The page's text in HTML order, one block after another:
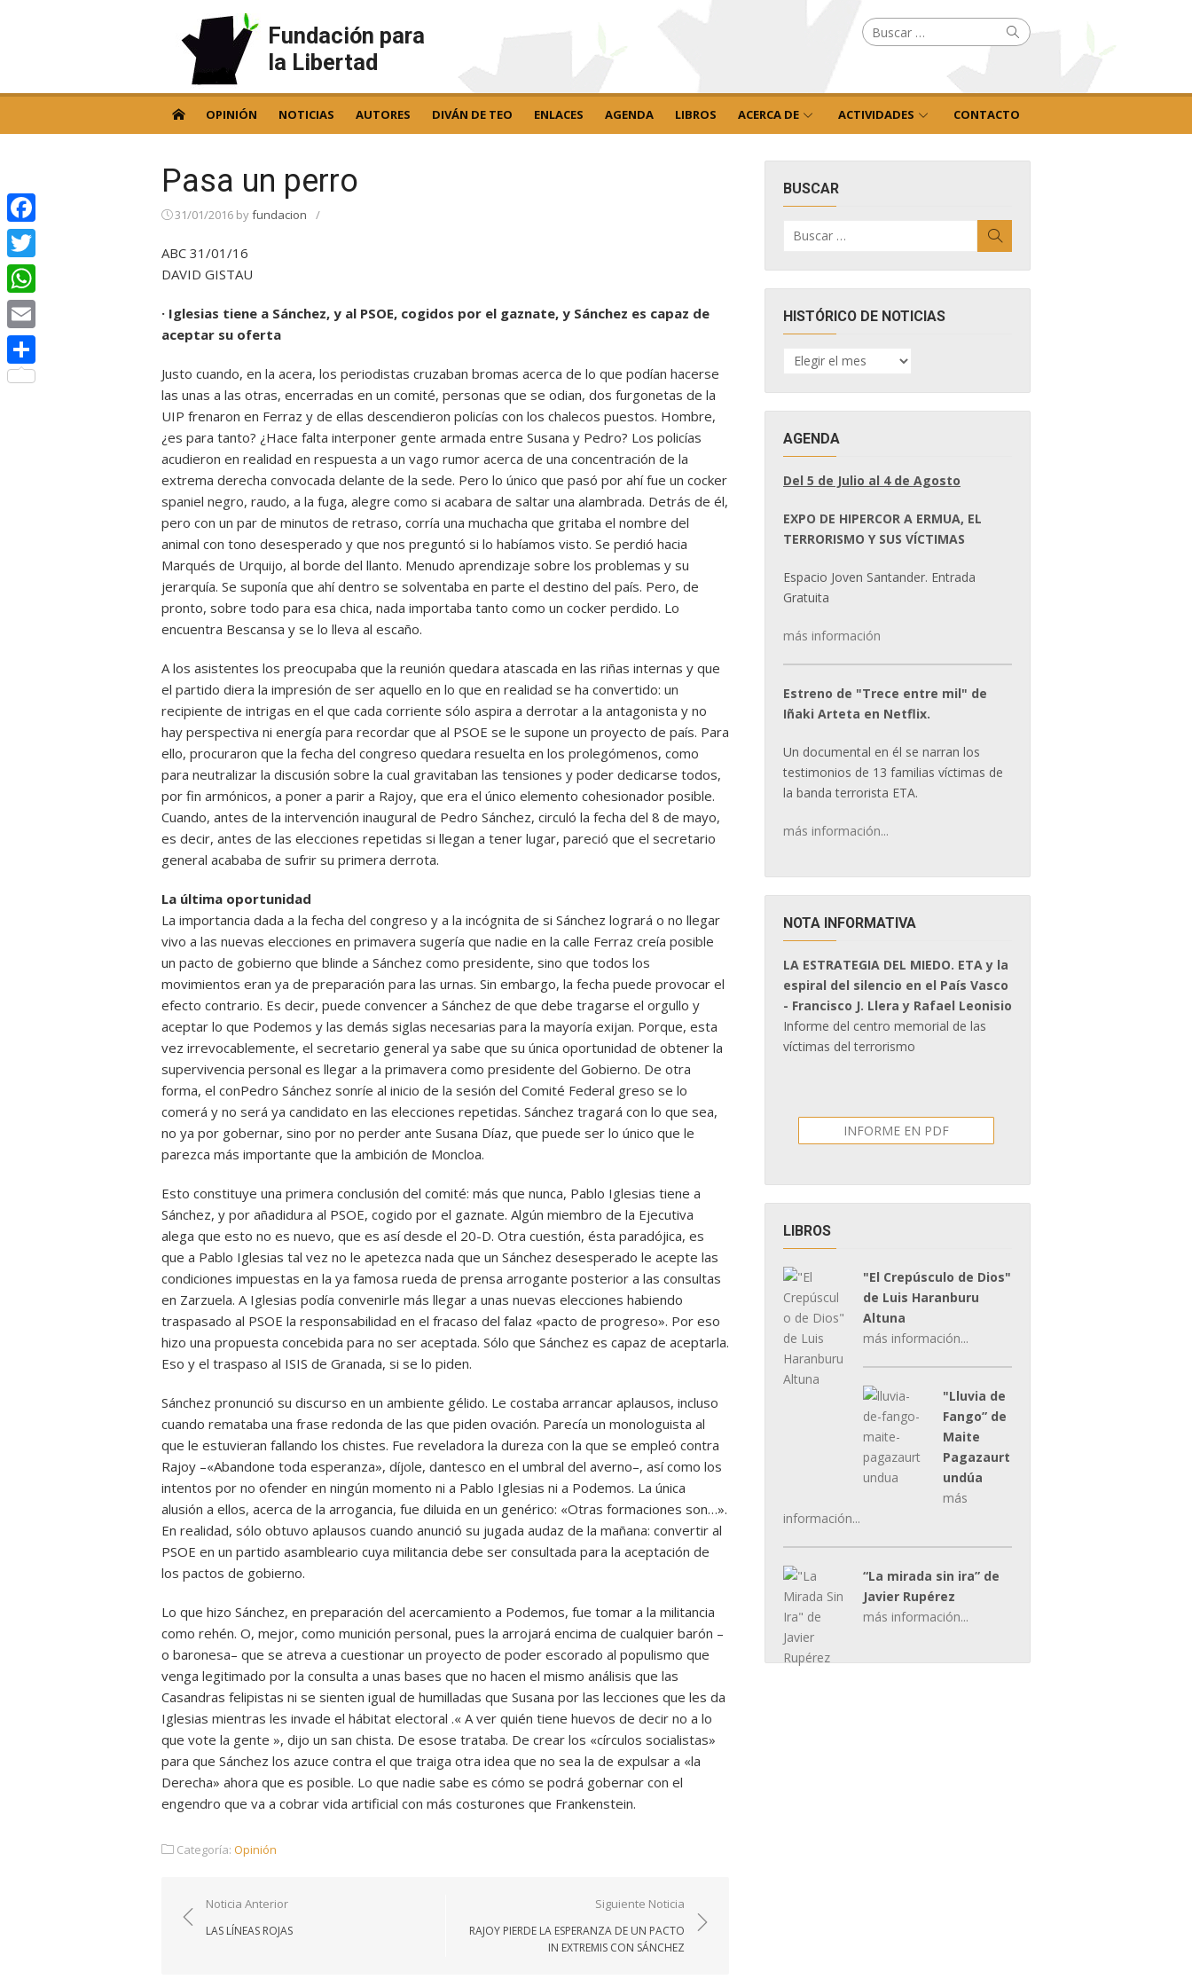
Fundación para
la Libertad
Buscar
por: Buscar
OPINIÓN NOTICIAS AUTORES DIVÁN DE TEO ENLACES AGENDA LIBROS ACERCA DE ACTIVIDADES CONTACTO
Pasa un perro
31/01/2016 byfundacion /
ABC 31/01/16
DAVID GISTAU
· Iglesias tiene a Sánchez, y al PSOE, cogidos por el gaznate, y Sánchez es capaz de
aceptar su oferta
Justo cuando, en la acera, los periodistas cruzaban bromas acerca de lo que podían hacerse
las unas a las otras, encerradas en un comité, personas que se odian, dos furgonetas de la
UIP frenaron en Ferraz y de ellas descendieron policías con los chalecos puestos. Hombre,
¿es para tanto? ¿Hace falta interponer gente armada entre Susana y Pedro? Los policías
acudieron en realidad en respuesta a un vago rumor acerca de una concentración de la
extrema derecha convocada delante de la sede. Pero lo único que pasó por ahí fue un cocker
spaniel negro, raudo, a la fuga, alegre como si acabara de saltar una alambrada. Detrás de él,
pero con un par de minutos de retraso, corría una muchacha que gritaba el nombre del
animal con tono desesperado y que nos preguntó si lo habíamos visto. Se perdió hacia
Marqués de Urquijo, al borde del llanto. Menudo aprendizaje sobre los problemas y su
jerarquía. Se suponía que ahí dentro se solventaba en parte el destino del país. Pero, de
pronto, sobre todo para esa chica, nada importaba tanto como un cocker perdido. Lo
encuentra Bescansa y se lo lleva al escaño.
A los asistentes los preocupaba que la reunión quedara atascada en las riñas internas y que
el partido diera la impresión de ser aquello en lo que en realidad se ha convertido: un
recipiente de intrigas en el que cada corriente sólo aspira a derrotar a la antagonista y no
hay perspectiva ni energía para recordar que al PSOE se le supone un proyecto de país. Para
ello, procuraron que la fecha del congreso quedara resuelta en los prolegómenos, como
para neutralizar la discusión sobre la cual gravitaban las tensiones y poder dedicarse todos,
por fin armónicos, a poner a parir a Rajoy, que era el único elemento cohesionador posible.
Cuando, antes de la intervención inaugural de Pedro Sánchez, circuló la fecha del 8 de mayo,
es decir, antes de las elecciones repetidas si llegan a tener lugar, pareció que el secretario
general acababa de sufrir su primera derrota.
La última oportunidad
La importancia dada a la fecha del congreso y a la incógnita de si Sánchez logrará o no llegar
vivo a las nuevas elecciones en primavera sugería que nadie en la calle Ferraz creía posible
un pacto de gobierno que blinde a Sánchez como presidente, sino que todos los
movimientos eran ya de preparación para las urnas. Sin embargo, la fecha puede provocar el
efecto contrario. Es decir, puede convencer a Sánchez de que debe tragarse el orgullo y
aceptar lo que Podemos y las demás siglas necesarias para la mayoría exijan. Porque, esta
vez irrevocablemente, el secretario general ya sabe que su única oportunidad de obtener la
supervivencia personal es llegar a la primavera como presidente del Gobierno. De otra
forma, el conPedro Sánchez sonríe al inicio de la sesión del Comité Federal greso se lo
comerá y no será ya candidato en las elecciones repetidas. Sánchez tragará con lo que sea,
no ya por gobernar, sino por no perder ante Susana Díaz, que puede ser lo único que le
parezca más importante que la ambición de Moncloa.
Esto constituye una primera conclusión del comité: más que nunca, Pablo Iglesias tiene a
Sánchez, y por añadidura al PSOE, cogido por el gaznate. Algún miembro de la Ejecutiva
alega que esto no es nuevo, que es así desde el 20-D. Otra cuestión, ésta paradójica, es
que a Pablo Iglesias tal vez no le apetezca nada que un Sánchez desesperado le acepte las
condiciones impuestas en la ya famosa rueda de prensa arrogante posterior a las consultas
en Zarzuela. A Iglesias podía convenirle más llegar a unas nuevas elecciones habiendo
traspasado al PSOE la responsabilidad en el fracaso del falaz «pacto de progreso». Por eso
hizo una propuesta concebida para no ser aceptada. Sólo que Sánchez es capaz de aceptarla.
Eso y el traspaso al ISIS de Granada, si se lo piden.
Sánchez pronunció su discurso en un ambiente gélido. Le costaba arrancar aplausos, incluso
cuando remataba una frase redonda de las que piden ovación. Parecía un monologuista al
que le estuvieran fallando los chistes. Fue reveladora la dureza con la que se empleó contra
Rajoy –«Abandone toda esperanza», díjole, dantesco en el umbral del averno–, así como los
intentos por no ofender en ningún momento ni a Pablo Iglesias ni a Podemos. La única
alusión a ellos, acerca de la arrogancia, fue diluida en un genérico: «Otras formaciones son…».
En realidad, sólo obtuvo aplausos cuando anunció su jugada audaz de la mañana: convertir al
PSOE en un partido asambleario cuya militancia debe ser consultada para la aceptación de
los pactos de gobierno.
Lo que hizo Sánchez, en preparación del acercamiento a Podemos, fue tomar a la militancia
como rehén. O, mejor, como munición personal, pues la arrojará encima de cualquier barón –
o baronesa– que se atreva a cuestionar un proyecto de poder escorado al populismo que
venga legitimado por la consulta a unas bases que no hacen el mismo análisis que las
Casandras felipistas ni se sienten igual de humilladas que Susana por las lecciones que les da
Iglesias mientras les invade el hábitat electoral .« A ver quién tiene huevos de decir no a lo
que vote la gente », dijo un san chista. De esose trataba. De crear los «círculos socialistas»
para que Sánchez los azuce contra el que traiga otra idea que no sea la de expulsar a «la
Derecha» ahora que es posible. Lo que nadie sabe es cómo se podrá gobernar con el
engendro que va a cobrar vida artificial con más costurones que Frankenstein.
Categoría: Opinión
Navegación
de
Noticia Anterior
LAS LÍNEAS ROJAS
Siguiente Noticia
RAJOY PIERDE LA ESPERANZA DE UN PACTO
IN EXTREMIS CON SÁNCHEZ
BUSCAR
por:
HISTÓRICO DE NOTICIAS
HISTÓRICO
DE
AGENDA
Del 5 de Julio al 4 de Agosto
EXPO DE HIPERCOR A ERMUA, EL
TERRORISMO Y SUS VÍCTIMAS
Espacio Joven Santander. Entrada
Gratuita
más información
Estreno de "Trece entre mil" de
Iñaki Arteta en Netflix.
Un documental en él se narran los
testimonios de 13 familias víctimas de
la banda terrorista ETA.
más información...
NOTA INFORMATIVA
LA ESTRATEGIA DEL MIEDO. ETA y la
espiral del silencio en el País Vasco
- Francisco J. Llera y Rafael Leonisio
Informe del centro memorial de las
víctimas del terrorismo
INFORME EN PDF
LIBROS
"El Crepúsculo de Dios"
de Luis Haranburu
Altuna
más información...
"Lluvia de
Fango” de
Maite
Pagazaurt
undúa
más
información...
“La mirada sin ira” de
Javier Rupérez
más información...
Facebook
Twitter
WhatsApp
Email
Compartir